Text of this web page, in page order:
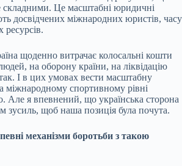
складними. Це масштабні юридичні
досвідчених міжнародних юристів, часу
ресурсів.
щоденно витрачає колосальні кошти
на оборону країни, на ліквідацію
І в цих умовах вести масштабну
міжнародному спортивному рівні
Але я впевнений, що українська сторона
зусиль, щоб наша позиція була почута.
механізми боротьби з такою